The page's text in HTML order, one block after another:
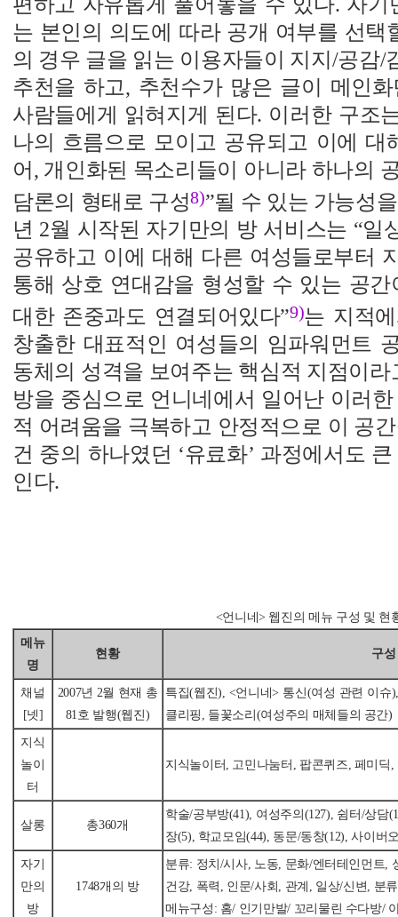
편하고 자유롭게 풀어놓을 수 있다. 자
는 본인의 의도에 따라 공개 여부를 선택
의 경우 글을 읽는 이용자들이 지지/공감/
추천을 하고, 추천수가 많은 글이 메인
사람들에게 읽혀지게 된다. 이러한 구조
나의 흐름으로 모이고 공유되고 이에 대
어, 개인화된 목소리들이 아니라 하나의
담론의 형태로 구성8)”될 수 있는 가능성
년 2월 시작된 자기만의 방 서비스는 “일
공유하고 이에 대해 다른 여성들로부터
통해 상호 연대감을 형성할 수 있는 공
대한 존중과도 연결되어있다”9)는 지적
창출한 대표적인 여성들의 임파워먼트
동체의 성격을 보여주는 핵심적 지점이
방을 중심으로 언니네에서 일어난 이러
적 어려움을 극복하고 안정적으로 이 공
건 중의 하나였던 ‘유료화’ 과정에서도
인다.
<언니네> 웹진의 메뉴 구성 및 현
메뉴
명
현황 구성
채널
[넷]
2007년 2월 현재 총
81호 발행(웹진)
특집(웹진), <언니네> 통신(여성 관련 이
클리핑, 들꽃소리(여성주의 매체들의 공간)
지식
놀이
터
지식놀이터, 고민나눔터, 팝콘퀴즈, 페미딕
살롱 총360개
학술/공부방(41), 여성주의(127), 쉼터/상담
장(5), 학교모임(44), 동문/동창(12), 사이버
자기
만의
방
1748개의 방
분류: 정치/시사, 노동, 문화/엔터테인먼트,
건강, 폭력, 인문/사회, 관계, 일상/신변, 분
메뉴구성: 홈/ 인기만발/ 꼬리물린 수다방/